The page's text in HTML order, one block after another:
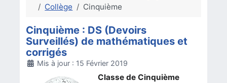
Collège
Cinquième
Cinquième : DS (Devoirs
Surveillés) de mathématiques et
corrigés
DétailsMis à jour : 15 Février 2019
Classe de Cinquième